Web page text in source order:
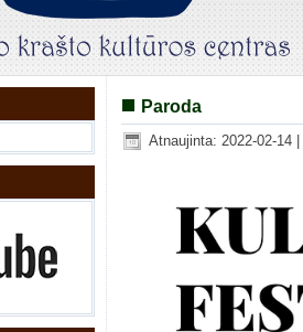
Paroda
Atnaujinta: 2022-02-14